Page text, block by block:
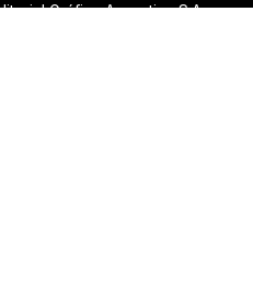
Gráfica Argentina S.A.